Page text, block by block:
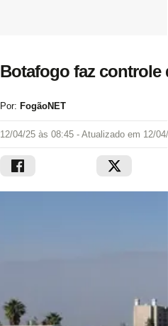
Botafogo faz controle
Por: FogãoNET
12/04/25 às 08:45 - Atualizado em 12/